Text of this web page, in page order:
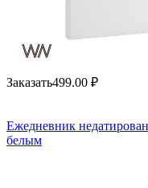
Заказать499.00 ₽
Ежедневник
белым